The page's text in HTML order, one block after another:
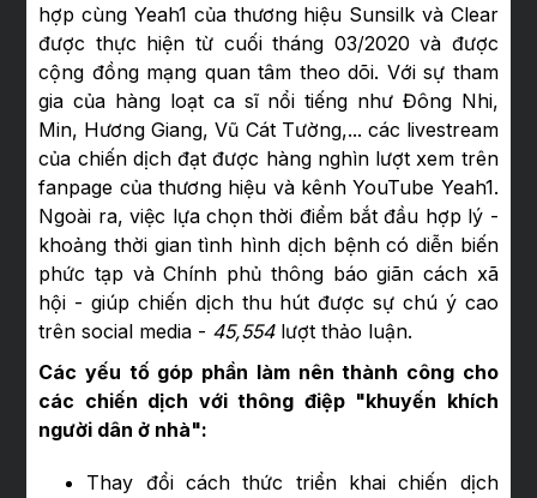
hợp cùng Yeah1 của thương hiệu Sunsilk và Clear
được thực hiện từ cuối tháng 03/2020 và được
cộng đồng mạng quan tâm theo dõi. Với sự tham
gia của hàng loạt ca sĩ nổi tiếng như Đông Nhi,
Min, Hương Giang, Vũ Cát Tường,... các livestream
của chiến dịch đạt được hàng nghìn lượt xem trên
fanpage của thương hiệu và kênh YouTube Yeah1.
Ngoài ra, việc lựa chọn thời điểm bắt đầu hợp lý -
khoảng thời gian tình hình dịch bệnh có diễn biến
phức tạp và Chính phủ thông báo giãn cách xã
hội - giúp chiến dịch thu hút được sự chú ý cao
trên social media - 45,554lượt thảo luận.
Các yếu tố góp phần làm nên thành công cho
các chiến dịch với thông điệp "khuyến khích
người dân ở nhà":
Thay đổi cách thức triển khai chiến dịch